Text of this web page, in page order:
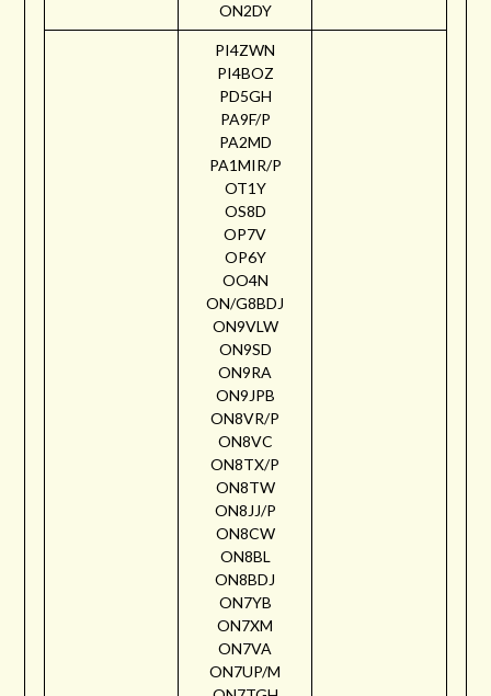
ON2DY
PI4ZWN
PI4BOZ
PD5GH
PA9F/P
PA2MD
PA1MIR/P
OT1Y
OS8D
OP7V
OP6Y
OO4N
ON/G8BDJ
ON9VLW
ON9SD
ON9RA
ON9JPB
ON8VR/P
ON8VC
ON8TX/P
ON8TW
ON8JJ/P
ON8CW
ON8BL
ON8BDJ
ON7YB
ON7XM
ON7VA
ON7UP/M